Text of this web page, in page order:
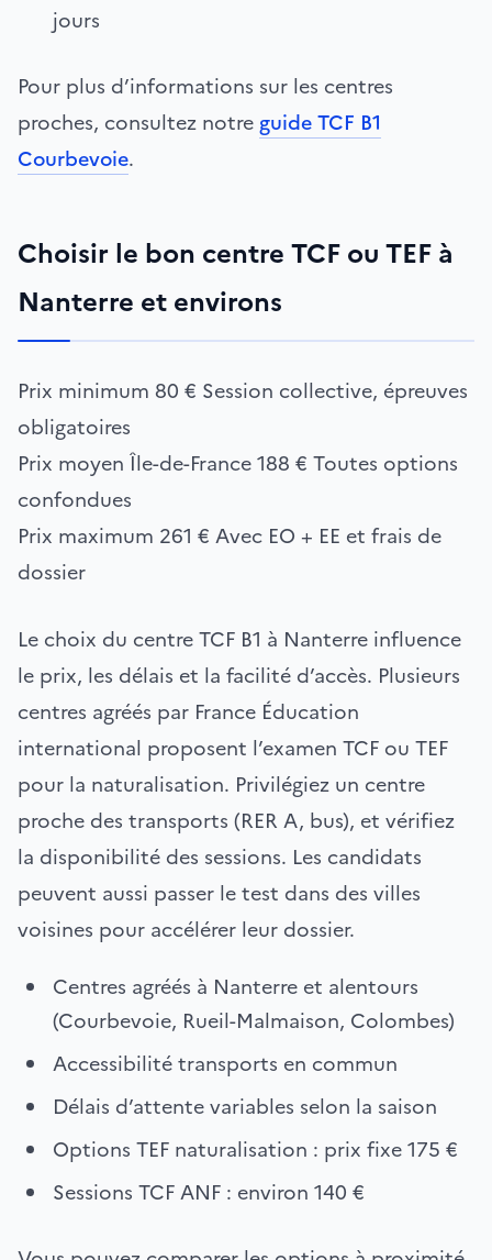
jours
Pour plus d’informations sur les centres
proches, consultez notre guide TCF B1
Courbevoie.
Choisir le bon centre TCF ou TEF à
Nanterre et environs
Prix minimum 80 € Session collective, épreuves
obligatoires
Prix moyen Île-de-France188 € Toutes options
confondues
Prix maximum 261 € Avec EO + EE et frais de
dossier
Le choix du centre TCF B1 à Nanterre influence
le prix, les délais et la facilité d’accès. Plusieurs
centres agréés par France Éducation
international proposent l’examen TCF ou TEF
pour la naturalisation. Privilégiez un centre
proche des transports (RER A, bus), et vérifiez
la disponibilité des sessions. Les candidats
peuvent aussi passer le test dans des villes
voisines pour accélérer leur dossier.
Centres agréés à Nanterre et alentours
(Courbevoie, Rueil-Malmaison, Colombes)
Accessibilité transports en commun
Délais d’attente variables selon la saison
Options TEF naturalisation : prix fixe 175 €
Sessions TCF ANF : environ 140 €